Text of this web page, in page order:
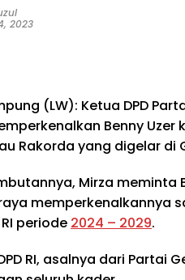
2023
(LW): Ketua DPD
Benny
Rakorda yang digelar di
Mirza meminta
memperkenalkannya
periode 2024 – 2029.
RI, asalnya dari Partai